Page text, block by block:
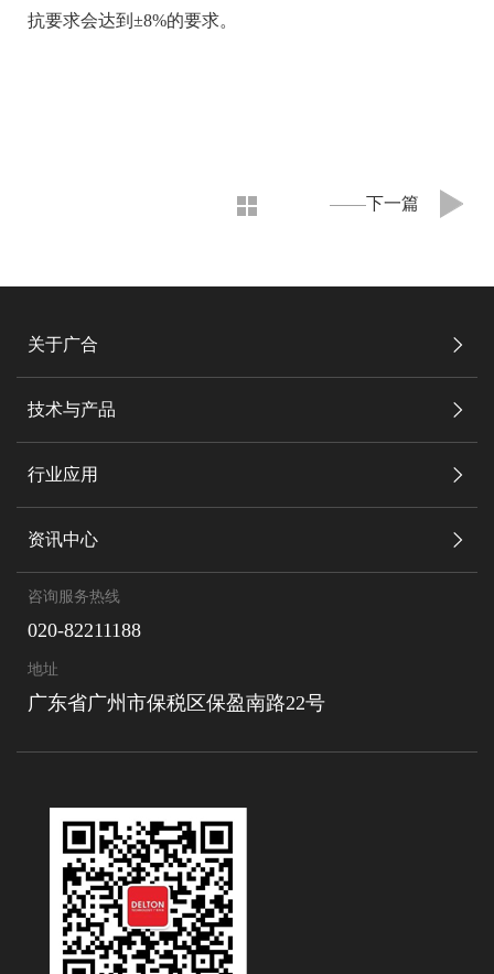
抗要求会达到±8%的要求。
下一篇
关于广合
技术与产品
行业应用
资讯中心
咨询服务热线
020-82211188
地址
广东省广州市保税区保盈南路22号